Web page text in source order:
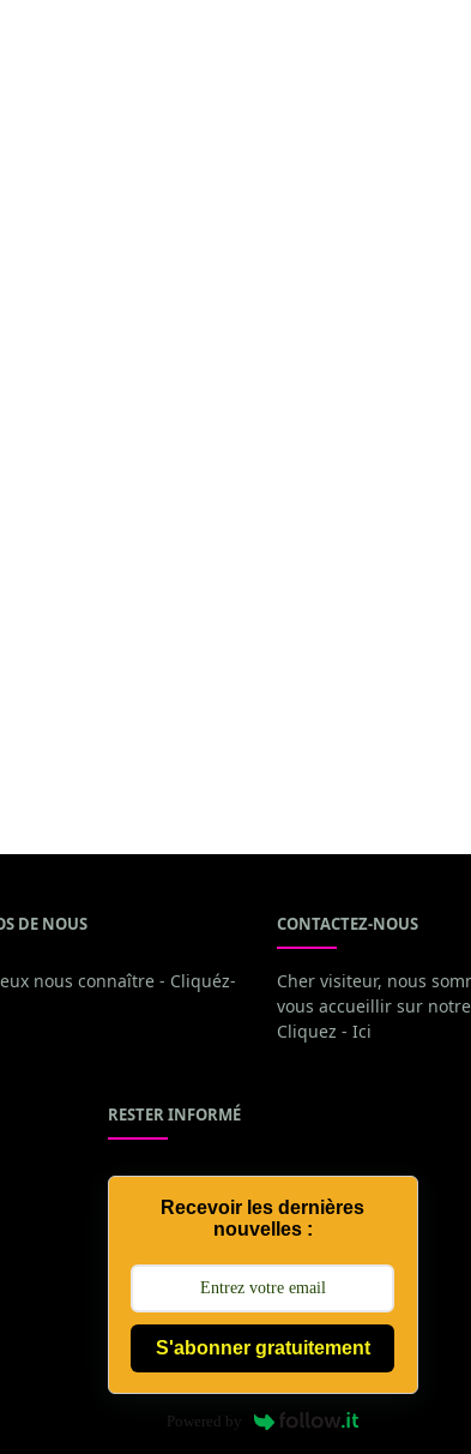
DE NOUS
nous connaître - Cliquéz-
CONTACTEZ-NOUS
Cher visiteur, nous
vous accueillir sur
Cliquez - Ici
RESTER INFORMÉ
Recevoir les dernières
nouvelles :
S'abonner gratuitement
Powered by